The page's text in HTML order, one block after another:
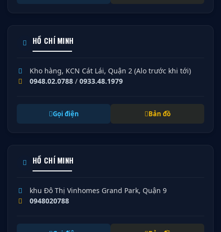
HỒ CHÍ MINH
Kho hàng, KCN Cát Lái, Quận 2 (Alo trước khi tới)
0948.02.0788 / 0933.48.1979
Gọi điện Bản đồ
HỒ CHÍ MINH
khu Đô Thị Vinhomes Grand Park, Quận 9
0948020788